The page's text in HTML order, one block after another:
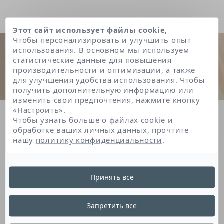
Главная Leuconostoc/radish root ferment filtrate
Leuconostoc/Radish
Root Ferment Filtrate
Этот сайт использует файлы cookie,
Чтобы персонализировать и улучшить опыт
использования. В основном мы используем
статистические данные для повышения
производительности и оптимизации, а также
для улучшения удобства использования. Чтобы
получить дополнительную информацию или
изменить свои предпочтения, нажмите кнопку
«Настроить».
Чтобы узнать больше о файлах cookie и
обработке ваших личных данных, прочтите
нашу политику конфиденциальности.
Запретить все
Принять все